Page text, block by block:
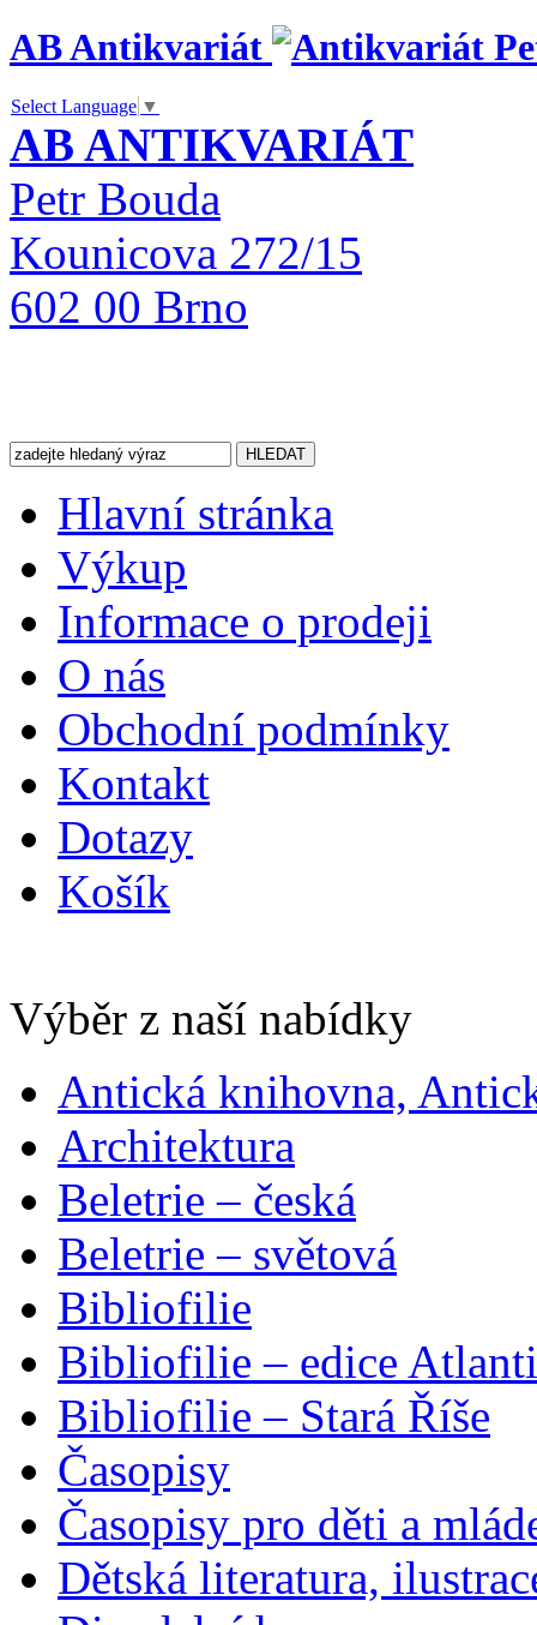
AB Antikvariát
Select Language ▼
AB ANTIKVARIÁT
Petr Bouda
Kounicova 272/15
602 00 Brno
Hlavní stránka
Výkup
Informace o prodeji
O nás
Obchodní podmínky
Kontakt
Dotazy
Košík
Výběr z naší nabídky
Antická knihovna,
Architektura
Beletrie – česká
Beletrie – světová
Bibliofilie
Bibliofilie – edice
Bibliofilie – Stará Říše
Časopisy
Časopisy pro děti a
Dětská literatura,